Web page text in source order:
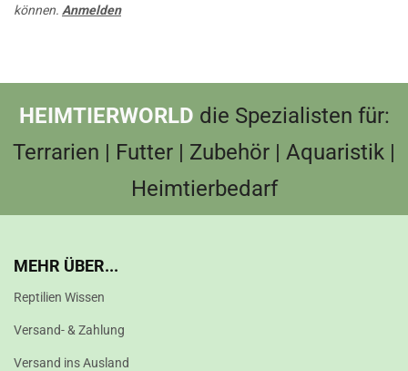
können. Anmelden
HEIMTIERWORLD die Spezialisten für:
Terrarien | Futter | Zubehör | Aquaristik |
Heimtierbedarf
MEHR ÜBER...
Reptilien Wissen
Versand- & Zahlung
Versand ins Ausland